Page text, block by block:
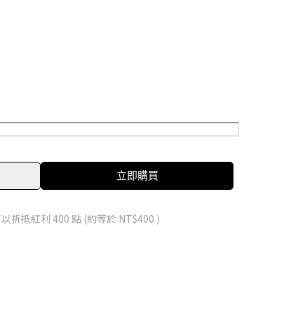
立即購買
折抵紅利 400 點 (約等於 NT$400 )